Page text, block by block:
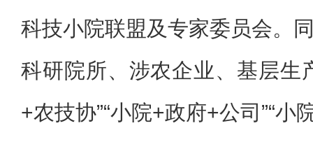
科技小院联盟及专家委员会。
科研院所、涉农企业、基层生
+农技协”“小院+政府+公司”“小